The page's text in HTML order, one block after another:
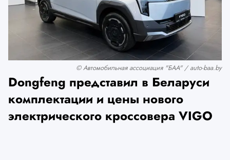
© Автомобильная ассоциация "БАА" / auto-baa.by
Dongfeng представил в Беларуси
комплектации и цены нового
электрического кроссовера VIGO